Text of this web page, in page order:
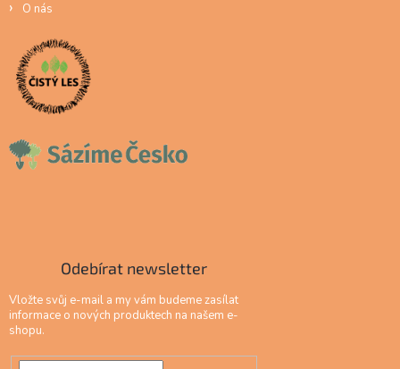
O nás
Odebírat newsletter
Vložte svůj e-mail a my vám budeme zasílat
informace o nových produktech na našem e-
shopu.